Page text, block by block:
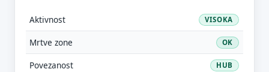
Aktivnost VISOKA
Mrtve zone OK
Povezanost HUB